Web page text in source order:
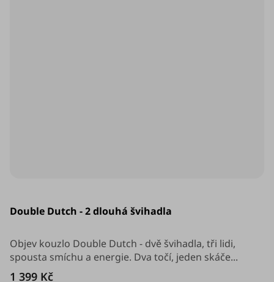
Double Dutch - 2 dlouhá švihadla
produktu
z
5
hvězdiček.
1 399 Kč
Objev kouzlo Double Dutch - dvě švihadla, tři lidi,
spousta smíchu a energie. Dva točí, jeden skáče...